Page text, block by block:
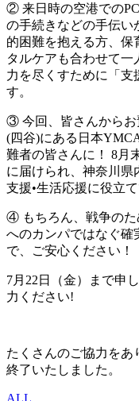
② 来日時の空港での
の手続きなどの手伝い
的困難を抱える方、保
タルケアも合わせて一
力を尽くすために「支
す。
③ 今回、皆さんからお
(四谷)にある日本
難者の皆さんに！ 8月
に届けられ、神奈川
支援•生活応援に役立
④ もちろん、戦争のた
へのカンパではなぐ確
で、ご安心ください！
7月22日（金）まで申
力ください!
たくさんのご協力をあ
終了いたしました。